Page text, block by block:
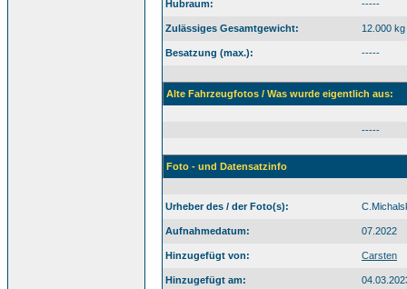
Hubraum: -----
Zulässiges Gesamtgewicht: 12.000 kg
Besatzung (max.): -----
Alte Fahrzeugfotos / Was wurde eigentlich aus:
-----
Foto - und Datensatzinfo
Urheber des / der Foto(s):
Aufnahmedatum: 07.2022
Hinzugefügt von: Carsten
Hinzugefügt am: